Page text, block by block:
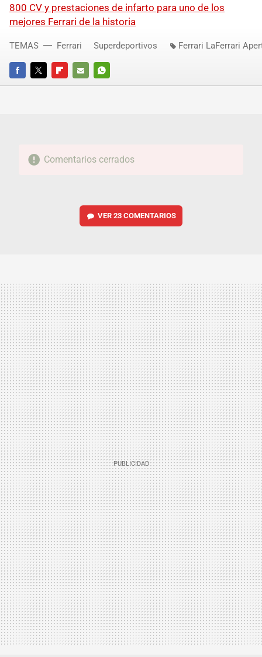
800 CV y prestaciones de infarto para uno de los
mejores Ferrari de la historia
FACEBOOKTWITTERFLIPBOARD
E-
WHATSAPP
TEMAS Ferrari Superdeportivos Ferrari LaFerrari
Comentarios cerrados
VER 23 COMENTARIOS